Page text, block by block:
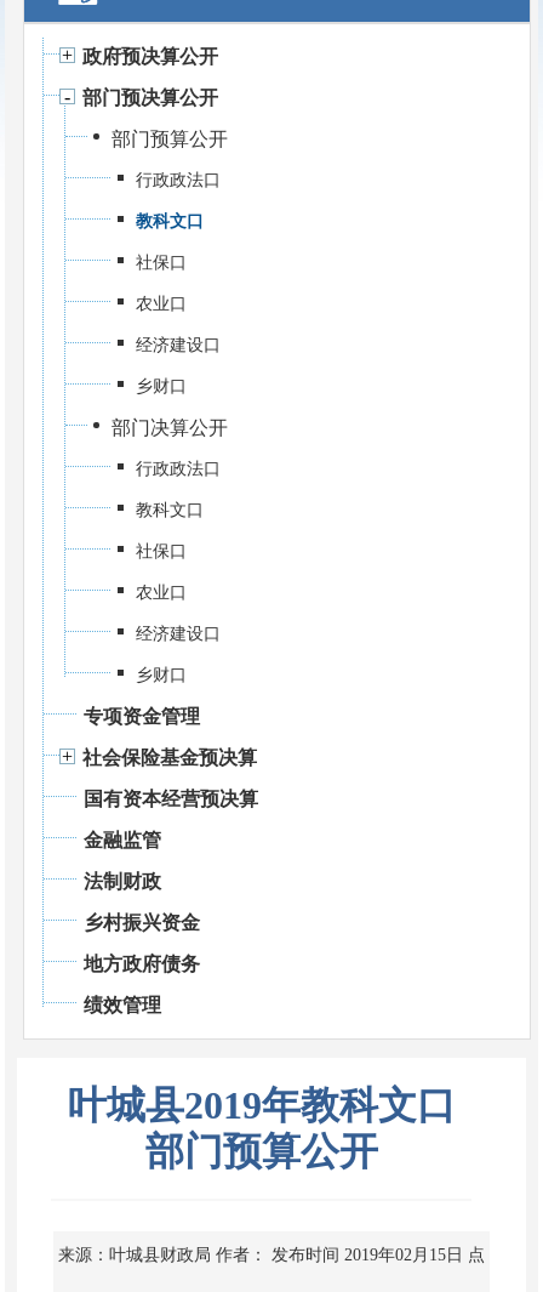
政府预决算公开
部门预决算公开
部门预算公开
行政政法口
教科文口
社保口
农业口
经济建设口
乡财口
部门决算公开
行政政法口
教科文口
社保口
农业口
经济建设口
乡财口
专项资金管理
社会保险基金预决算
国有资本经营预决算
金融监管
法制财政
乡村振兴资金
地方政府债务
绩效管理
叶城县2019年教科文口
部门预算公开
来源：叶城县财政局 作者： 发布时间 2019年02月15日 点